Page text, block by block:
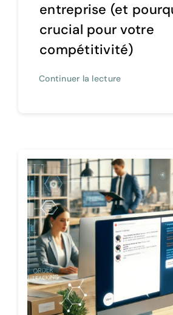
entreprise (et
crucial pour votre
compétitivité)
Continuer la lecture